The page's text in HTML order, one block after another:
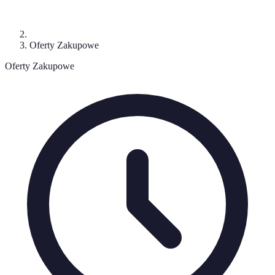
Oferty Zakupowe
Oferty Zakupowe